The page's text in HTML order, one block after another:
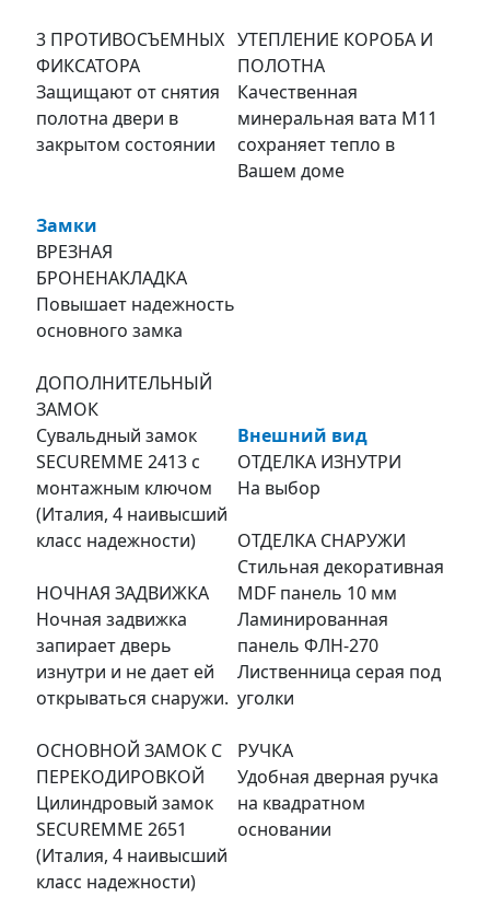
3 ПРОТИВОСЪЕМНЫХ
ФИКСАТОРА
Защищают от снятия
полотна двери в
закрытом состоянии
УТЕПЛЕНИЕ КОРОБА И
ПОЛОТНА
Качественная
минеральная вата М11
сохраняет тепло в
Вашем доме
Замки
ВРЕЗНАЯ
БРОНЕНАКЛАДКА
Повышает надежность
основного замка
ДОПОЛНИТЕЛЬНЫЙ
ЗАМОК
Сувальдный замок
SECUREMME 2413 с
монтажным ключом
(Италия, 4 наивысший
класс надежности)
НОЧНАЯ ЗАДВИЖКА
Ночная задвижка
запирает дверь
изнутри и не дает ей
открываться снаружи.
ОСНОВНОЙ ЗАМОК С
ПЕРЕКОДИРОВКОЙ
Цилиндровый замок
SECUREMME 2651
(Италия, 4 наивысший
класс надежности)
Внешний вид
ОТДЕЛКА ИЗНУТРИ
На выбор
ОТДЕЛКА СНАРУЖИ
Стильная декоративная
MDF панель 10 мм
Ламинированная
панель ФЛН-270
Лиственница серая под
уголки
РУЧКА
Удобная дверная ручка
на квадратном
основании